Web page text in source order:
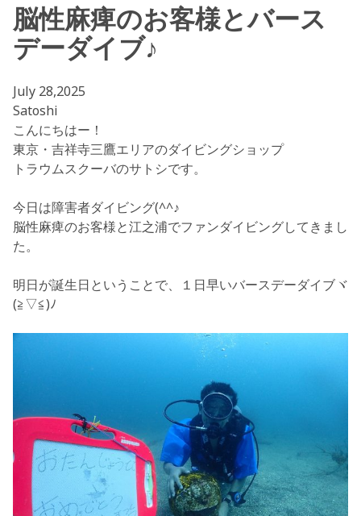
脳性麻痺のお客様とバース
デーダイブ♪
July 28,2025
Satoshi
こんにちはー！
東京・吉祥寺三鷹エリアのダイビングショップ
トラウムスクーバのサトシです。
今日は障害者ダイビング(^^♪
脳性麻痺のお客様と江之浦でファンダイビングしてきまし
た。
明日が誕生日ということで、１日早いバースデーダイブヾ
(≧▽≦)ﾉ